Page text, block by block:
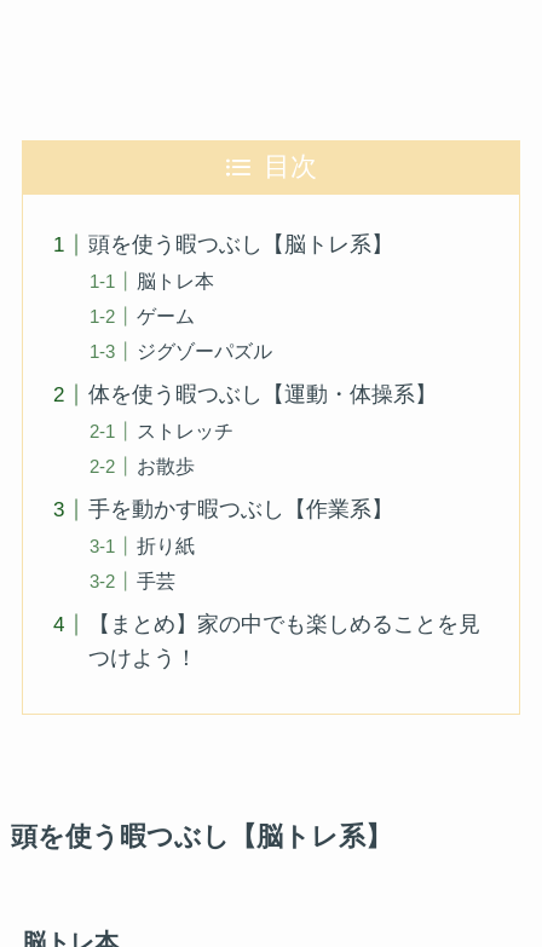
目次
頭を使う暇つぶし【脳トレ系】
脳トレ本
ゲーム
ジグゾーパズル
体を使う暇つぶし【運動・体操系】
ストレッチ
お散歩
手を動かす暇つぶし【作業系】
折り紙
手芸
【まとめ】家の中でも楽しめることを見
つけよう！
頭を使う暇つぶし【脳トレ系】